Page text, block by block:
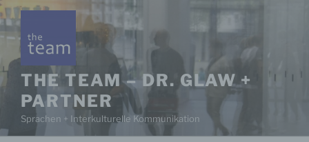
Zum
Inhalt
springen
THE TEAM – DR. GLAW +
PARTNER
Sprachen + Interkulturelle Kommunikation